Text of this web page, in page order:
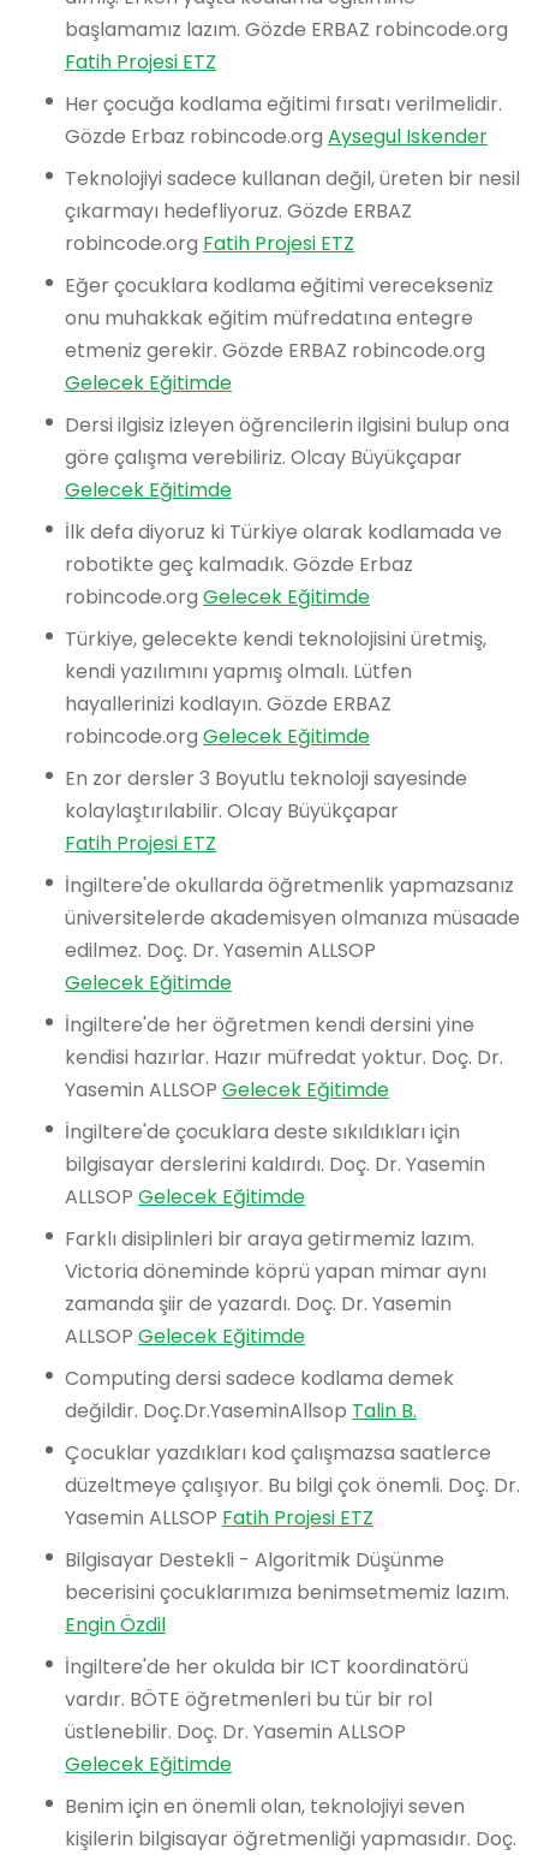
başlamamız lazım. Gözde ERBAZ robincode.org
Fatih Projesi ETZ
Her çocuğa kodlama eğitimi fırsatı verilmelidir.
Gözde Erbaz robincode.org Aysegul Iskender
Teknolojiyi sadece kullanan değil, üreten bir nesil
çıkarmayı hedefliyoruz. Gözde ERBAZ
robincode.org Fatih Projesi ETZ
Eğer çocuklara kodlama eğitimi verecekseniz
onu muhakkak eğitim müfredatına entegre
etmeniz gerekir. Gözde ERBAZ robincode.org
Gelecek Eğitimde
Dersi ilgisiz izleyen öğrencilerin ilgisini bulup ona
göre çalışma verebiliriz. Olcay Büyükçapar
Gelecek Eğitimde
İlk defa diyoruz ki Türkiye olarak kodlamada ve
robotikte geç kalmadık. Gözde Erbaz
robincode.org Gelecek Eğitimde
Türkiye, gelecekte kendi teknolojisini üretmiş,
kendi yazılımını yapmış olmalı. Lütfen
hayallerinizi kodlayın. Gözde ERBAZ
robincode.org Gelecek Eğitimde
En zor dersler 3 Boyutlu teknoloji sayesinde
kolaylaştırılabilir. Olcay Büyükçapar
Fatih Projesi ETZ
İngiltere'de okullarda öğretmenlik yapmazsanız
üniversitelerde akademisyen olmanıza müsaade
edilmez. Doç. Dr. Yasemin ALLSOP
Gelecek Eğitimde
İngiltere'de her öğretmen kendi dersini yine
kendisi hazırlar. Hazır müfredat yoktur. Doç. Dr.
Yasemin ALLSOP Gelecek Eğitimde
İngiltere'de çocuklara deste sıkıldıkları için
bilgisayar derslerini kaldırdı. Doç. Dr. Yasemin
ALLSOP Gelecek Eğitimde
Farklı disiplinleri bir araya getirmemiz lazım.
Victoria döneminde köprü yapan mimar aynı
zamanda şiir de yazardı. Doç. Dr. Yasemin
ALLSOP Gelecek Eğitimde
Computing dersi sadece kodlama demek
değildir. Doç.Dr.YaseminAllsop Talin B.
Çocuklar yazdıkları kod çalışmazsa saatlerce
düzeltmeye çalışıyor. Bu bilgi çok önemli. Doç. Dr.
Yasemin ALLSOP Fatih Projesi ETZ
Bilgisayar Destekli - Algoritmik Düşünme
becerisini çocuklarımıza benimsetmemiz lazım.
Engin Özdil
İngiltere'de her okulda bir ICT koordinatörü
vardır. BÖTE öğretmenleri bu tür bir rol
üstlenebilir. Doç. Dr. Yasemin ALLSOP
Gelecek Eğitimde
Benim için en önemli olan, teknolojiyi seven
kişilerin bilgisayar öğretmenliği yapmasıdır. Doç.